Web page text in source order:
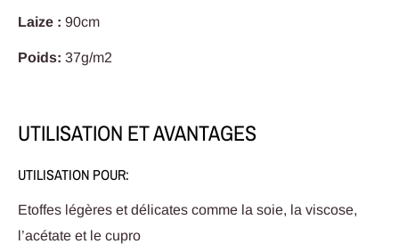
Laize : 90cm
Poids: 37g/m2
UTILISATION ET AVANTAGES
UTILISATION POUR:
Etoffes légères et délicates comme la soie, la viscose,
l’acétate et le cupro